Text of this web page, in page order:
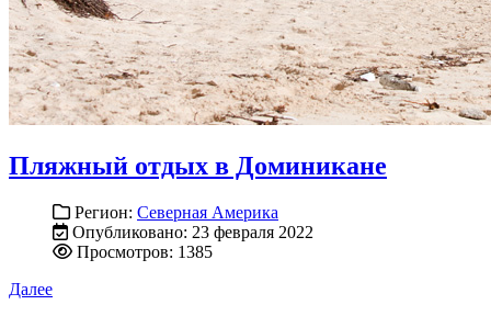
Пляжный отдых в Доминикане
Регион: Северная Америка
Опубликовано: 23 февраля 2022
Просмотров: 1385
Далее